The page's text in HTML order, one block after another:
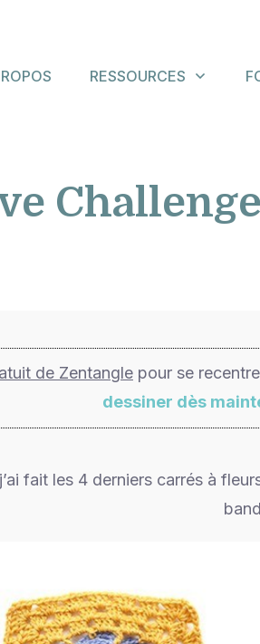
RESSOURCES
de Zentangle pour se
dessiner dès
fait les 4 derniers carrés à